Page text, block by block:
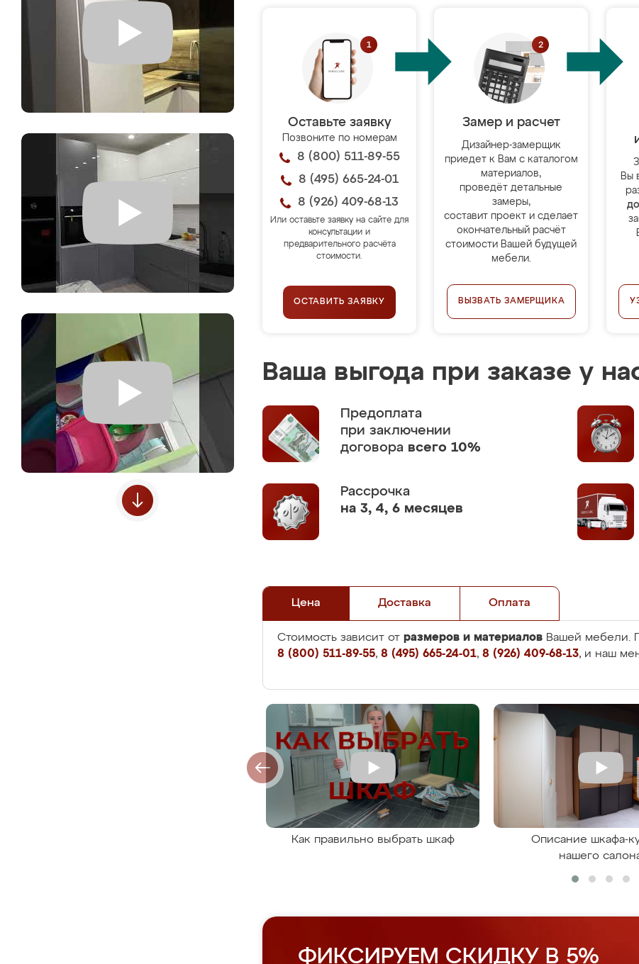
Оставьте заявку
Позвоните по номерам
8 (800) 511-89-55
8 (495) 665-24-01
8 (926) 409-68-13
Или оставьте заявку на сайте для
консультации и
предварительного расчёта
стоимости.
ОСТАВИТЬ ЗАЯВКУ
Замер и расчет
Дизайнер-замерщик
приедет к Вам с каталогом
материалов,
проведёт детальные
замеры,
составит проект и сделает
окончательный расчёт
стоимости Вашей будущей
мебели.
ВЫЗВАТЬ ЗАМЕРЩИКА
Вы
Ваша выгода при заказе у
Предоплата
при заключении
договора всего 10%
Рассрочка
на 3, 4, 6 месяцев
Цена Доставка Оплата
Стоимость зависит от размеров и материалов Вашей мебели.
8 (800) 511-89-55, 8 (495) 665-24-01, 8 (926) 409-68-13, и наш
Как правильно выбрать шкаф
Описание шкафа-
нашего
ФИКСИРУЕМ СКИДКУ В 5%